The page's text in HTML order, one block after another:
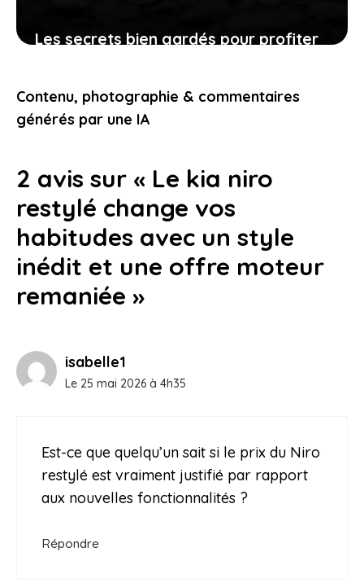
Les secrets bien gardés pour profiter
électrique tout-terrain
15 mai 2026
Contenu, photographie & commentaires
générés par une IA
2 avis sur « Le kia niro
restylé change vos
habitudes avec un style
inédit et une offre moteur
remaniée »
isabelle1
Le 25 mai 2026 à 4h35
Est-ce que quelqu’un sait si le prix du Niro
restylé est vraiment justifié par rapport
aux nouvelles fonctionnalités ?
Répondre